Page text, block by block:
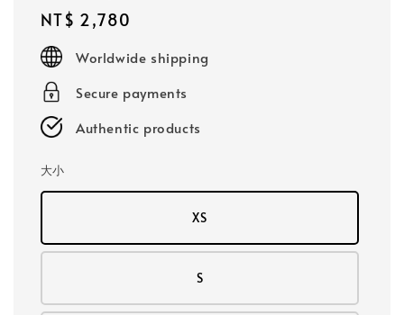
Regular
price
NT$ 2,780
Worldwide shipping
Secure payments
Authentic products
大小
XS
S